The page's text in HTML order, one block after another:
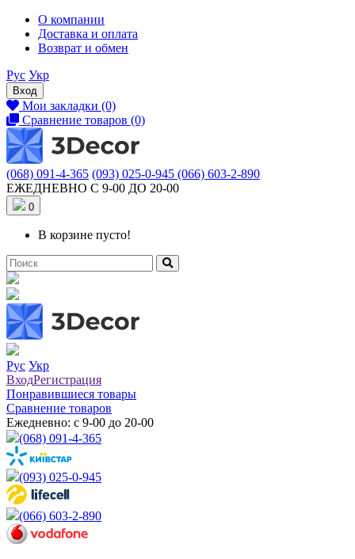
О компании
Доставка и оплата
Возврат и обмен
Рус Укр
Вход
Мои закладки (0)
Сравнение товаров (0)
(068) 091-4-365 (093) 025-0-945 (066) 603-2-890
ЕЖЕДНЕВНО С 9-00 ДО 20-00
0
В корзине пусто!
Рус Укр
ВходРегистрация
Понравившиеся товары
Сравнение товаров
Ежедневно: с 9-00 до 20-00
(068) 091-4-365
(093) 025-0-945
(066) 603-2-890